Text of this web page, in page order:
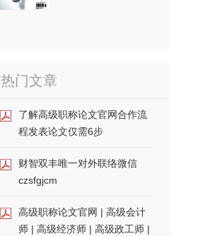
热门文章
了解高级职称论文官网合作流
程发表论文仅需6步
财智双丰唯一对外联络微信
czsfgjcm
高级职称论文官网 | 高级会计
师 | 高级经济师 | 高级政工师 |